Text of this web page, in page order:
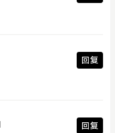
回复
回复